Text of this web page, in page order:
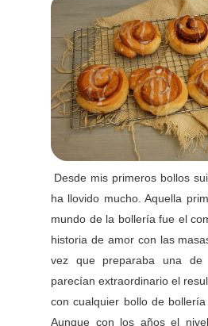
Desde mis primeros bollos
ha llovido mucho. Aquella
mundo de la bollería fue el
historia de amor con las
vez que preparaba una de
parecían extraordinario el
con cualquier bollo de bollería
Aunque con los años el